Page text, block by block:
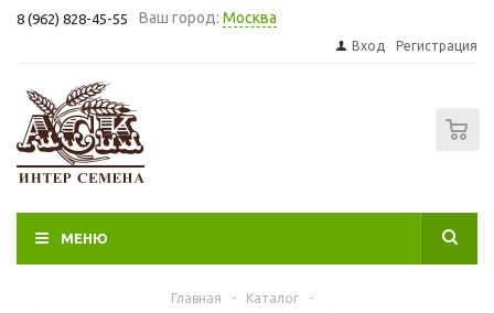
8 (962) 828-45-55 Ваш город: Москва
Вход Регистрация
МЕНЮ
Главная - Каталог
-